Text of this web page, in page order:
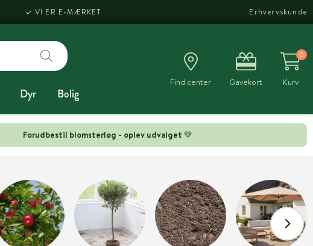
VI ER E-MÆRKET Erhvervskunde
Dyr Bolig
Find center Gavekort
0
Kurv
Forudbestil blomsterløg - oplev udvalget 💚